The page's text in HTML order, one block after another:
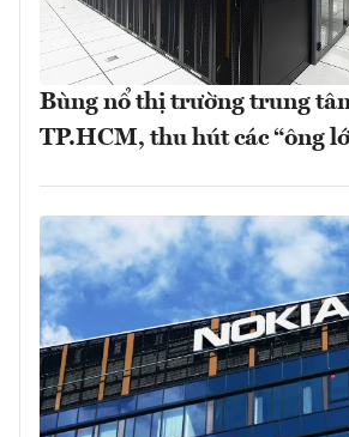
Bùng nổ thị trường trung
TP.HCM, thu hút các “ông